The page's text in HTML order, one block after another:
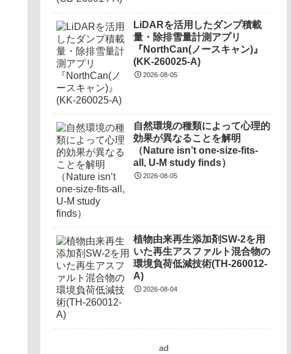
LiDARを活用したダンプ積載
量・除排雪量計測アプリ
『NorthCan(ノースキャン)』
(KK-260025-A)
2026-08-05
自然環境の種類によって心理的
効果が異なることを解明
（Nature isn’t one-size-fits-
all, U-M study finds）
2026-08-05
植物由来再生添加剤SW-2を用
いた再生アスファルト混合物の
環境負荷低減技術(TH-260012-
A)
2026-08-04
ad